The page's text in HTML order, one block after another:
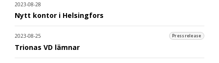
2023-08-28
Nytt kontor i Helsingfors
2023-08-25 Pressrelease
Trionas VD lämnar